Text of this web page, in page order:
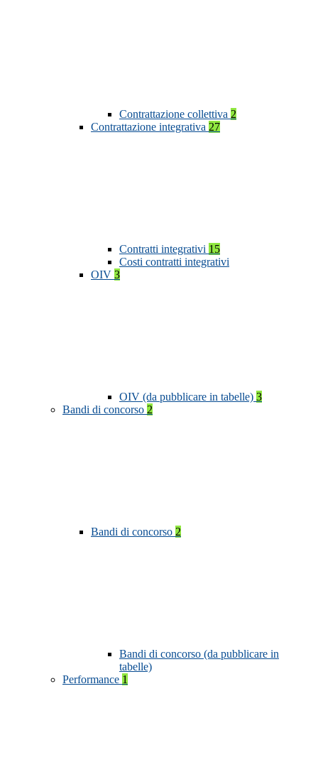
Contrattazione collettiva 2
Contrattazione integrativa 27
Contratti integrativi 15
Costi contratti integrativi
OIV 3
OIV (da pubblicare in tabelle) 3
Bandi di concorso 2
Bandi di concorso 2
Bandi di concorso (da pubblicare in
tabelle)
Performance 1